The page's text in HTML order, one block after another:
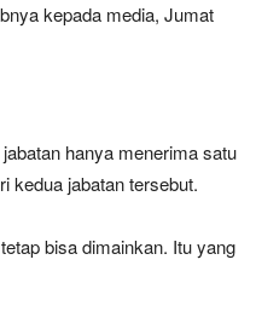
kepada media, Jumat
hanya menerima satu
kedua jabatan tersebut.
bisa dimainkan. Itu yang